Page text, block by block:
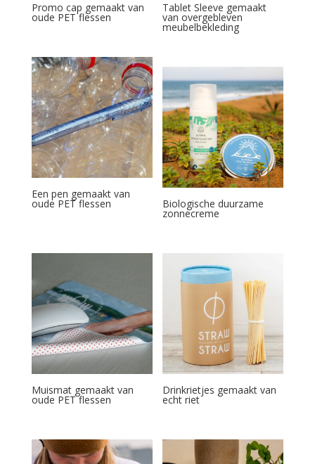
Promo cap gemaakt van
oude PET flessen
Tablet Sleeve gemaakt
van overgebleven
meubelbekleding
Een pen gemaakt van
oude PET flessen Biologische duurzame
zonnecreme
Muismat gemaakt van
oude PET flessen
Drinkrietjes gemaakt van
echt riet